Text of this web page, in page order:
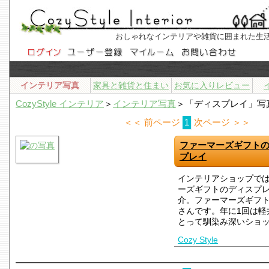
おしゃれなインテリアや雑貨に囲まれた生
インテリア写真 家具と雑貨と住まい お気に入りレビュー
CozyStyle インテリア ＞ インテリア写真＞「ディスプレイ」写
＜＜ 前ページ 1 次ページ ＞＞
ファーマーズギフト
プレイ
インテリアショップで
ーズギフトのディスプ
介。ファーマーズギフ
さんです。年に1回は
とって馴染み深いショ
Cozy Style